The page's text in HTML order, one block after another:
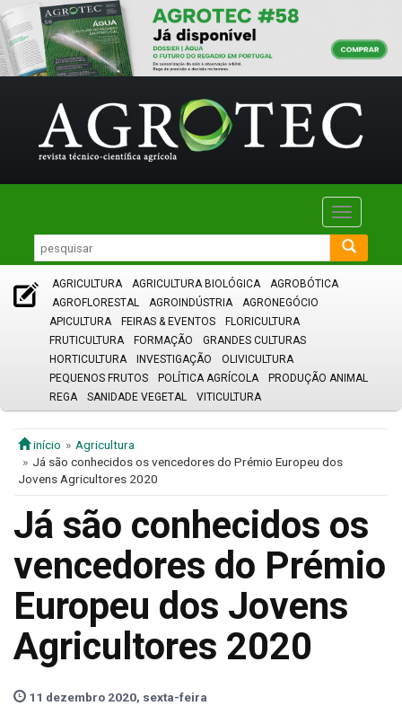
Toggle
AGRICULTURA AGRICULTURA BIOLÓGICA
AGROBÓTICA
AGROFLORESTAL
AGROINDÚSTRIA
AGRONEGÓCIO
APICULTURA
FEIRAS & EVENTOS
FLORICULTURA
FRUTICULTURA
FORMAÇÃO
GRANDES CULTURAS
HORTICULTURA
INVESTIGAÇÃO
OLIVICULTURA
PEQUENOS FRUTOS
POLÍTICA AGRÍCOLA
PRODUÇÃO ANIMAL
REGA
SANIDADE VEGETAL VITICULTURA
início
Agricultura
Já são conhecidos os vencedores do Prémio Europeu dos
Jovens Agricultores 2020
Já são conhecidos os
vencedores do Prémio
Europeu dos Jovens
Agricultores 2020
11 dezembro 2020, sexta-feira